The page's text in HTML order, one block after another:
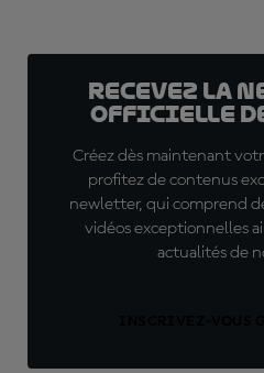
Recevez la
officielle de
Créez dès maintenant
profitez de contenus
newletter, qui comprend
vidéos exceptionnelles
actualités de